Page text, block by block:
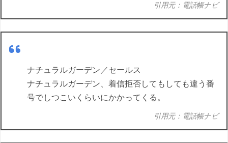
引用元：電話帳ナビ
ナチュラルガーデン／セールス
ナチュラルガーデン、着信拒否してもしても違う番
号でしつこいくらいにかかってくる。
引用元：電話帳ナビ